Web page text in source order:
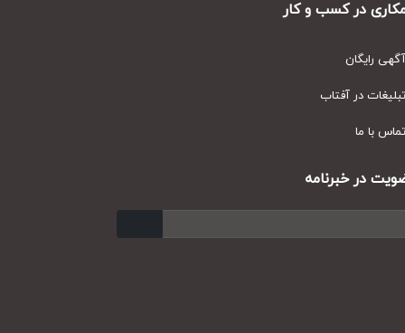
در کسب و کار
رایگان
در آفتاب
با ما
در خبرنامه